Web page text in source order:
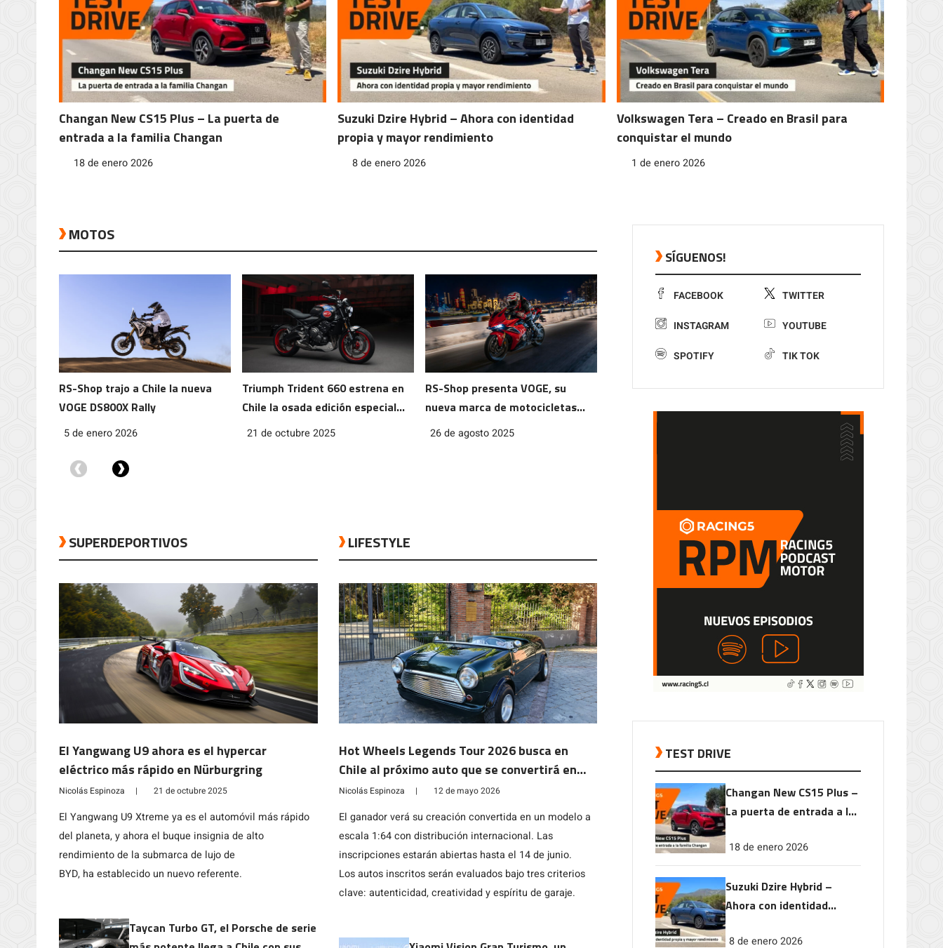
Changan New CS15 Plus – La puerta de
entrada a la familia Changan
18 de enero 2026
Suzuki Dzire Hybrid – Ahora con identidad
propia y mayor rendimiento
8 de enero 2026
Volkswagen Tera – Creado en Brasil para
conquistar el mundo
1 de enero 2026
MOTOS
RS-Shop trajo a Chile la nueva
VOGE DS800X Rally
5 de enero 2026
Triumph Trident 660 estrena en
Chile la osada edición especial
Triple Tribute
21 de octubre 2025
RS-Shop presenta VOGE, su
nueva marca de motocicletas
premium
26 de agosto 2025
SUPERDEPORTIVOS
El Yangwang U9 ahora es el hypercar
eléctrico más rápido en Nürburgring
Nicolás Espinoza | 21 de octubre 2025
El Yangwang U9 Xtreme ya es el automóvil más rápido
del planeta, y ahora el buque insignia de alto
rendimiento de la submarca de lujo de
BYD, ha establecido un nuevo referente.
Taycan Turbo GT, el Porsche de serie
LIFESTYLE
Hot Wheels Legends Tour 2026 busca en
Chile al próximo auto que se convertirá en
leyenda
Nicolás Espinoza | 12 de mayo 2026
El ganador verá su creación convertida en un modelo a
escala 1:64 con distribución internacional. Las
inscripciones estarán abiertas hasta el 14 de junio.
Los autos inscritos serán evaluados bajo tres criterios
clave: autenticidad, creatividad y espíritu de garaje.
SÍGUENOS!
FACEBOOK TWITTER
INSTAGRAM YOUTUBE
SPOTIFY TIK TOK
TEST DRIVE
Changan New CS15 Plus –
La puerta de entrada a la
18 de enero 2026
Suzuki Dzire Hybrid –
Ahora con identidad
rendimiento
8 de enero 2026